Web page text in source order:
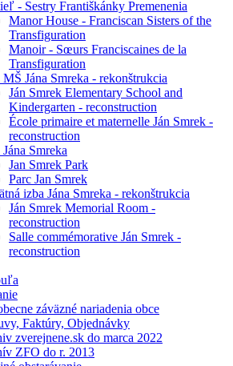
- Sestry Františkánky Premenenia
Manor House - Franciscan Sisters of the
Transfiguration
Manoir - Sœurs Franciscaines de la
Transfiguration
MŠ Jána Smreka - rekonštrukcia
Ján Smrek Elementary School and
Kindergarten - reconstruction
École primaire et maternelle Ján Smrek -
reconstruction
Smreka
Jan Smrek Park
Parc Jan Smrek
izba Jána Smreka - rekonštrukcia
Ján Smrek Memorial Room -
reconstruction
Salle commémorative Ján Smrek -
reconstruction
záväzné nariadenia obce
Faktúry, Objednávky
zverejnene.sk do marca 2022
ZFO do r. 2013